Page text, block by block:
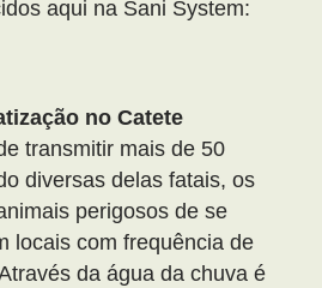
aqui na Sani System:
no Catete
transmitir mais de 50
diversas delas fatais, os
perigosos de se
locais com frequência de
da água da chuva é